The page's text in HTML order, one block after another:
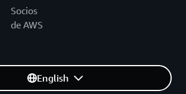
Socios
de AWS
English